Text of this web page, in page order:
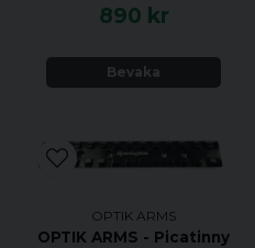
890 kr
Bevaka
OPTIK ARMS
OPTIK ARMS - Picatinny